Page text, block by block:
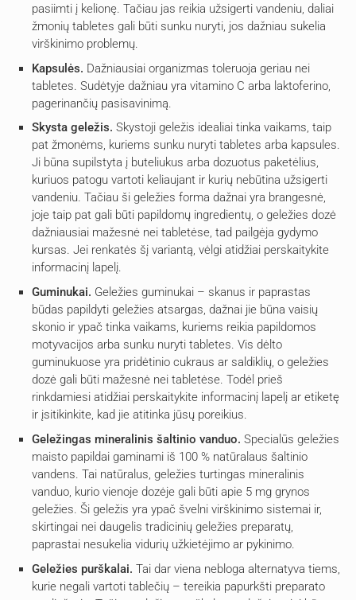
pasiimti į kelionę. Tačiau jas reikia užsigerti vandeniu, daliai
žmonių tabletes gali būti sunku nuryti, jos dažniau sukelia
virškinimo problemų.
Kapsulės. Dažniausiai organizmas toleruoja geriau nei
tabletes. Sudėtyje dažniau yra vitamino C arba laktoferino,
pagerinančių pasisavinimą.
Skysta geležis. Skystoji geležis idealiai tinka vaikams, taip
pat žmonėms, kuriems sunku nuryti tabletes arba kapsules.
Ji būna supilstyta į buteliukus arba dozuotus paketėlius,
kuriuos patogu vartoti keliaujant ir kurių nebūtina užsigerti
vandeniu. Tačiau ši geležies forma dažnai yra brangesnė,
joje taip pat gali būti papildomų ingredientų, o geležies dozė
dažniausiai mažesnė nei tabletėse, tad pailgėja gydymo
kursas. Jei renkatės šį variantą, vėlgi atidžiai perskaitykite
informacinį lapelį.
Guminukai. Geležies guminukai – skanus ir paprastas
būdas papildyti geležies atsargas, dažnai jie būna vaisių
skonio ir ypač tinka vaikams, kuriems reikia papildomos
motyvacijos arba sunku nuryti tabletes. Vis dėlto
guminukuose yra pridėtinio cukraus ar saldiklių, o geležies
dozė gali būti mažesnė nei tabletėse. Todėl prieš
rinkdamiesi atidžiai perskaitykite informacinį lapelį ar etiketę
ir įsitikinkite, kad jie atitinka jūsų poreikius.
Geležingas mineralinis šaltinio vanduo. Specialūs geležies
maisto papildai gaminami iš 100 % natūralaus šaltinio
vandens. Tai natūralus, geležies turtingas mineralinis
vanduo, kurio vienoje dozėje gali būti apie 5 mg grynos
geležies. Ši geležis yra ypač švelni virškinimo sistemai ir,
skirtingai nei daugelis tradicinių geležies preparatų,
paprastai nesukelia vidurių užkietėjimo ar pykinimo.
Geležies purškalai. Tai dar viena nebloga alternatyva tiems,
kurie negali vartoti tablečių – tereikia papurkšti preparato